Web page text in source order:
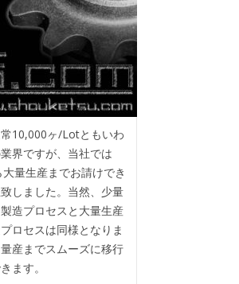
10,000ヶ/Lotともいわ
界ですが、当社では
量生産までお請けでき
しました。当然、少量
造プロセスと大量生産
ロセスは同様となりま
産までスムーズに移行
ます。